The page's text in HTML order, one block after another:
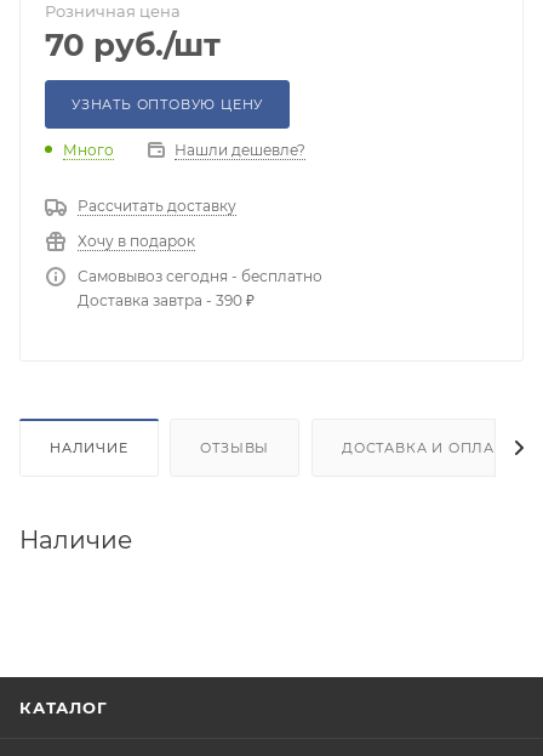
Розничная цена
70 руб./шт
УЗНАТЬ ОПТОВУЮ ЦЕНУ
Много Нашли дешевле?
Рассчитать доставку
Хочу в подарок
Самовывоз сегодня - бесплатно
Доставка завтра - 390 ₽
НАЛИЧИЕ ОТЗЫВЫ ДОСТАВКА И ОПЛАТА
Наличие
КАТАЛОГ